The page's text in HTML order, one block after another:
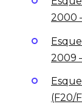
2000
2009
(F20/